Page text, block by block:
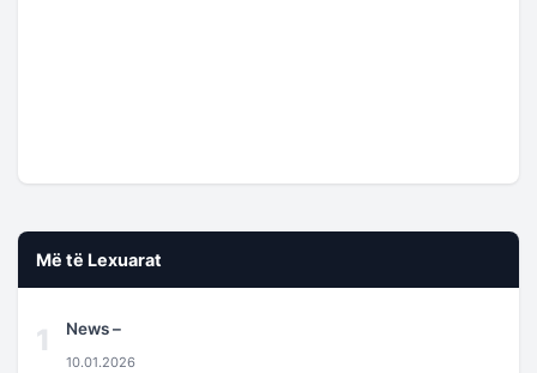
Më të Lexuarat
1 News –
10.01.2026